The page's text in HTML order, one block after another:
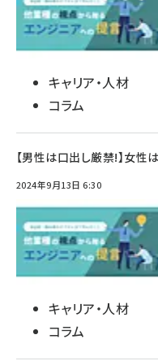
キャリア・人材
コラム
【男性は口出し厳禁!】女性
2024年9月13日 6:30
キャリア・人材
コラム